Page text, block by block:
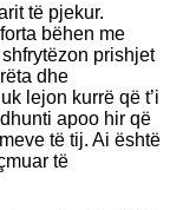
të pjekur.
bëhen me
prishjet
dhe
lejon kurrë që t’i
apoo hir që
të tij. Ai është
të